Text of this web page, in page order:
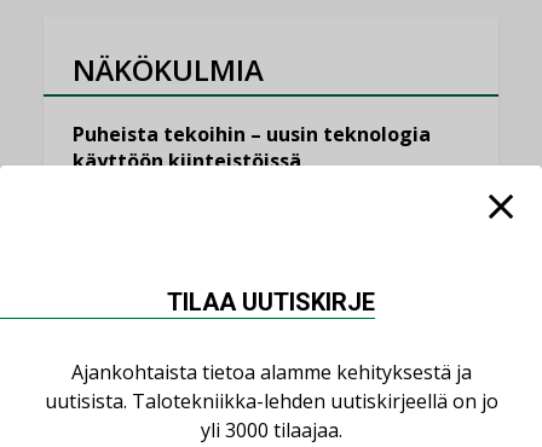
NÄKÖKULMIA
Puheista tekoihin – uusin teknologia
käyttöön kiinteistöissä
Yli miljoona kotia on vailla toimivaa
KOLUMNI
Miten varmistetaan EPD-dokumenteista
TILAA UUTISKIRJE
Ajankohtaista tietoa alamme kehityksestä ja
uutisista. Talotekniikka-lehden uutiskirjeellä on jo
yli 3000 tilaajaa.